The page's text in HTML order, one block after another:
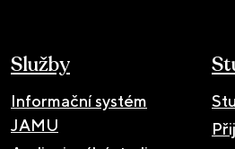
Služby
Informační systém
JAMU